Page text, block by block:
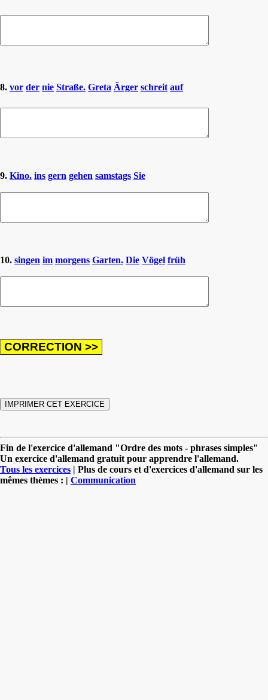
8. vor der nie Straße. Greta Ärger schreit auf
9. Kino. ins gern gehen samstags Sie
10. singen im morgens Garten. Die Vögel früh
Fin de l'exercice d'allemand "Ordre des mots - phrases simples"
Un exercice d'allemand gratuit pour apprendre l'allemand.
Tous les exercices | Plus de cours et d'exercices d'allemand sur les
mêmes thèmes : | Communication